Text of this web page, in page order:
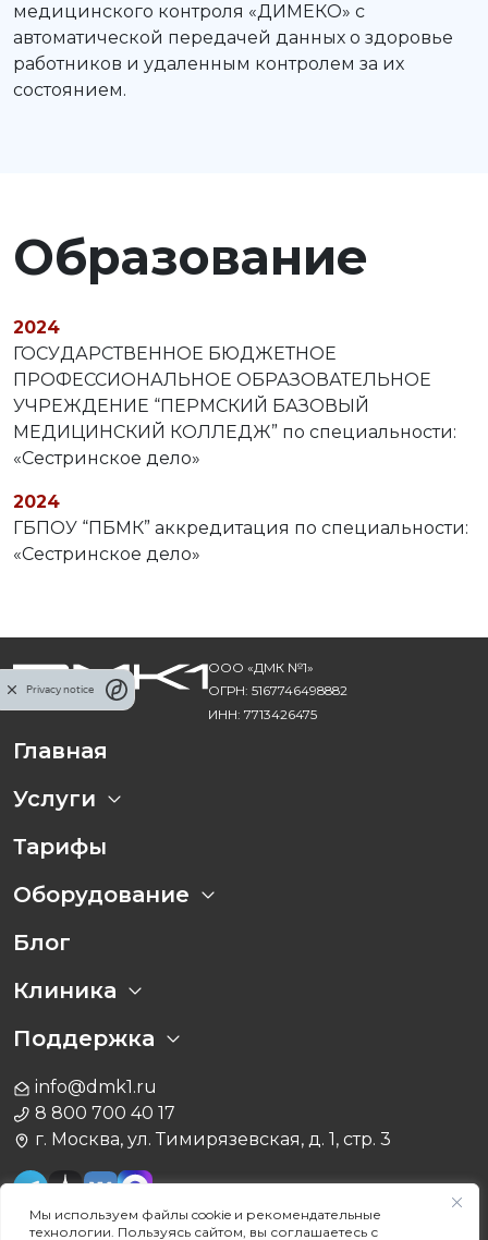
Мы используем файлы cookie и рекомендательные
технологии. Пользуясь сайтом, вы соглашаетесь с
медицинского контроля «ДИМЕКО» с
автоматической передачей данных о здоровье
работников и удаленным контролем за их
состоянием.
Образование
2024
ГОСУДАРСТВЕННОЕ БЮДЖЕТНОЕ
ПРОФЕССИОНАЛЬНОЕ ОБРАЗОВАТЕЛЬНОЕ
УЧРЕЖДЕНИЕ “ПЕРМСКИЙ БАЗОВЫЙ
МЕДИЦИНСКИЙ КОЛЛЕДЖ” по специальности:
«Сестринское дело»
2024
ГБПОУ “ПБМК” аккредитация по специальности:
«Сестринское дело»
ООО «ДМК №1»
ОГРН: 5167746498882
ИНН: 7713426475
Главная
Услуги
Тарифы
Оборудование
Блог
Клиника
Поддержка
info@dmk1.ru
8 800 700 40 17
г. Москва, ул. Тимирязевская, д. 1, стр. 3
Privacy notice